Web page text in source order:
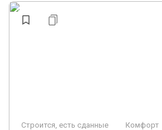
Строится, есть сданные Комфорт